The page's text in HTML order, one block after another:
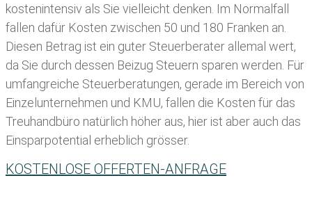
kostenintensiv als Sie vielleicht denken. Im Normalfall
fallen dafür Kosten zwischen 50 und 180 Franken an.
Diesen Betrag ist ein guter Steuerberater allemal wert,
da Sie durch dessen Beizug Steuern sparen werden. Für
umfangreiche Steuerberatungen, gerade im Bereich von
Einzelunternehmen und KMU, fallen die Kosten für das
Treuhandbüro natürlich höher aus, hier ist aber auch das
Einsparpotential erheblich grösser.
KOSTENLOSE OFFERTEN-ANFRAGE